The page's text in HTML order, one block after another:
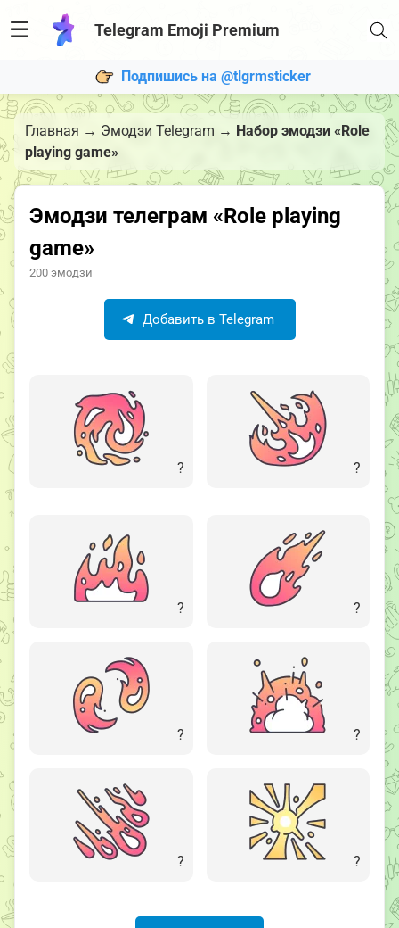
☰ Telegram Emoji Premium
Подпишись на @tlgrmsticker
Главная → Эмодзи Telegram → Набор эмодзи «Role
playing game»
Эмодзи телеграм «Role playing
game»
200 эмодзи
Добавить в Telegram
? ?
? ?
? ?
? ?